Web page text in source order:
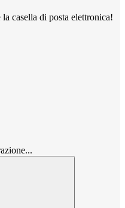
casella di posta elettronica!